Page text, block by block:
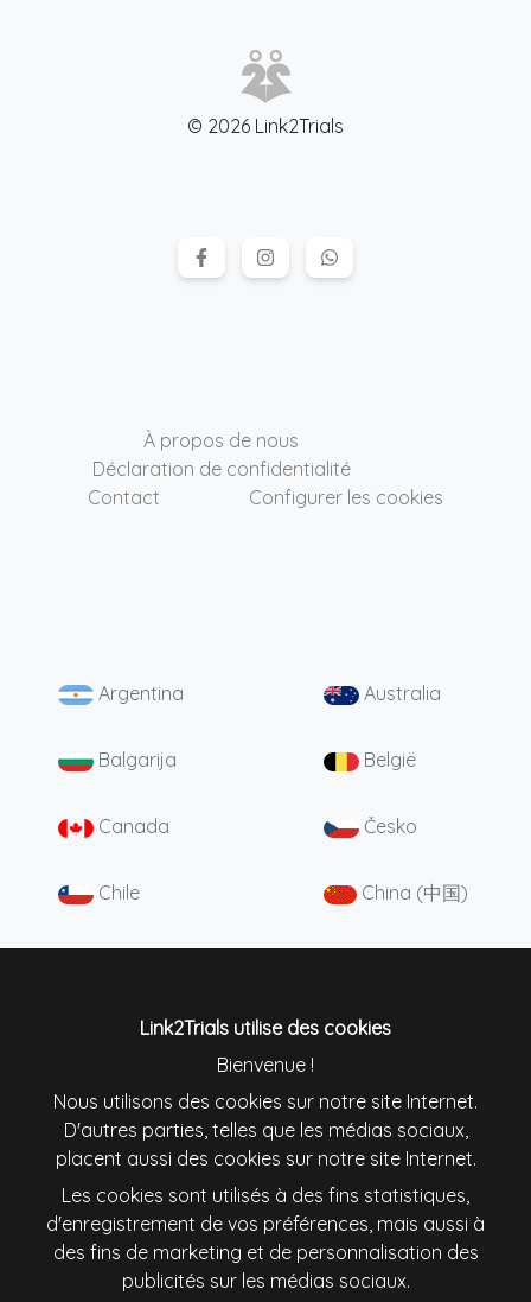
© 2026 Link2Trials
À propos de nous
Déclaration de confidentialité
Contact
Configurer les cookies
Argentina Australia
Balgarija België
Canada Česko
Chile China (中国)
Deutschland England
España France
Ireland Italiana
Lietuva Magyarország
Nederland New Zealand
Link2Trials utilise des cookies
Bienvenue !
Nous utilisons des cookies sur notre site Internet.
D'autres parties, telles que les médias sociaux,
placent aussi des cookies sur notre site Internet.
Les cookies sont utilisés à des fins statistiques,
d'enregistrement de vos préférences, mais aussi à
des fins de marketing et de personnalisation des
publicités sur les médias sociaux.